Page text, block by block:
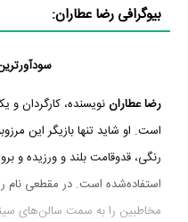
بیوگرافی رضا عطاران:
رضا عطاراننویسنده، کارگردان و
است. او شاید تنها بازیگر این
رنگی، قدوقامت بلند و ورزیده و
استفاده‌شده است. در مقطعی نام
مخاطبین را به سمت سالن‌های